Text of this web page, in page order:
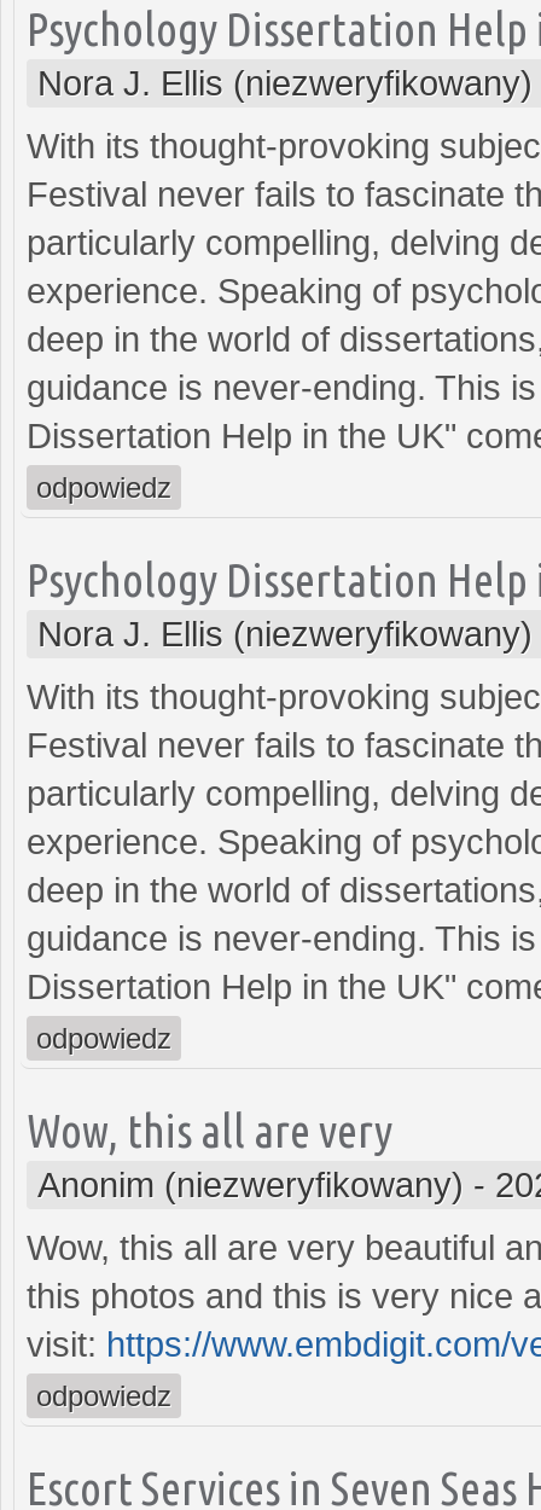
Psychology Dissertation Help
Nora J. Ellis (niezweryfikowany)
With its thought-provoking
Festival never fails to fascinate
particularly compelling, delving
experience. Speaking of
deep in the world of
guidance is never-ending. This
Dissertation Help in the UK"
odpowiedz
Psychology Dissertation Help
Nora J. Ellis (niezweryfikowany)
With its thought-provoking
Festival never fails to fascinate
particularly compelling, delving
experience. Speaking of
deep in the world of
guidance is never-ending. This
Dissertation Help in the UK"
odpowiedz
Wow, this all are very
Anonim (niezweryfikowany) -
Wow, this all are very beautiful
this photos and this is very nice
visit: https://www.embdigit.com/
odpowiedz
Escort Services in Seven